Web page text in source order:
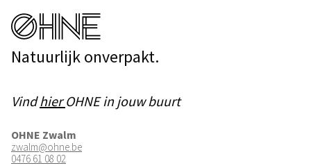
Natuurlijk onverpakt.
VindhierOHNE in jouw buurt
OHNE Zwalm
zwalm@ohne.be
0476 61 08 02